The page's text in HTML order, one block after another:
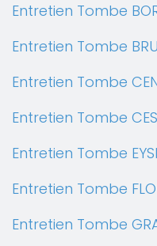
Entretien Tombe
Entretien Tombe
Entretien Tombe
Entretien Tombe
Entretien Tombe
Entretien Tombe
Entretien Tombe